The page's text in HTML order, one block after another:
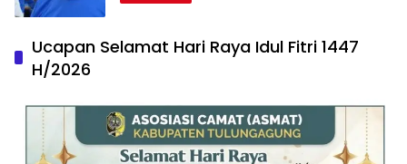
Ucapan Selamat Hari Raya Idul Fitri 1447
H/2026